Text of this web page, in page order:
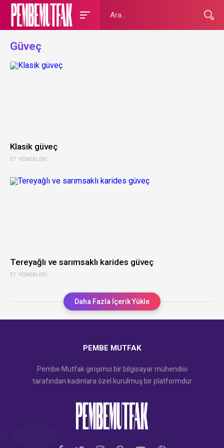
Güveç
ET YEMEKLERI
Klasik güveç
ET YEMEKLERI
Tereyağlı ve sarımsaklı karides güveç
Daha Fazla İçerik Yükle
PEMBE MUTFAK
Pembe Mutfak girişimci bir bilgisayar mühendisi
tarafından kadınlara özel kurulmuş bir platformdur